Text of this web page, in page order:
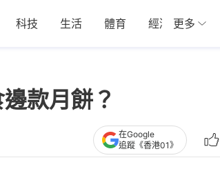
科技 生活 體育 經濟 01深圳
更多
款月餅？
在Google
追蹤《香港01》